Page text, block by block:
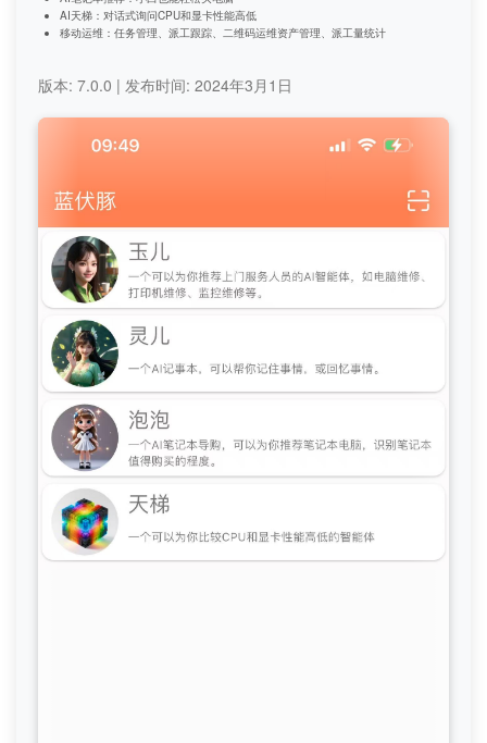
AI天梯：对话式询问CPU和显卡性能高低
移动运维：任务管理、派工跟踪、二维码运维资产管理、派工量统计
版本: 7.0.0 | 发布时间: 2024年3月1日